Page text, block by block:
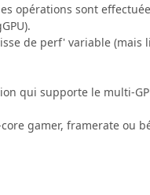
opérations sont
de perf' variable (mais
qui supporte le multi-
gamer, framerate ou